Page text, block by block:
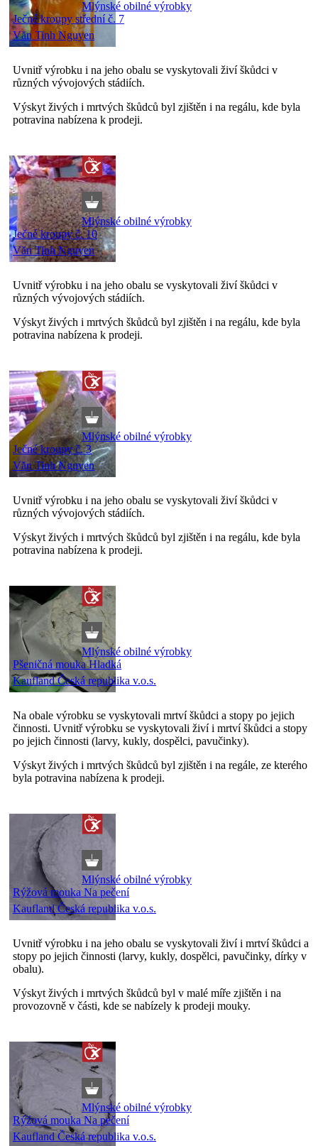
Mlýnské obilné výrobky
Ječné kroupy střední č. 7
Văn Tinh Nguyen
Uvnitř výrobku i na jeho obalu se vyskytovali živí škůdci v
různých vývojových stádiích.
Výskyt živých i mrtvých škůdců byl zjištěn i na regálu, kde byla
potravina nabízena k prodeji.
Mlýnské obilné výrobky
Ječné kroupy č. 10
Văn Tinh Nguyen
Uvnitř výrobku i na jeho obalu se vyskytovali živí škůdci v
různých vývojových stádiích.
Výskyt živých i mrtvých škůdců byl zjištěn i na regálu, kde byla
potravina nabízena k prodeji.
Mlýnské obilné výrobky
Ječné kroupy č. 3
Văn Tinh Nguyen
Uvnitř výrobku i na jeho obalu se vyskytovali živí škůdci v
různých vývojových stádiích.
Výskyt živých i mrtvých škůdců byl zjištěn i na regálu, kde byla
potravina nabízena k prodeji.
Mlýnské obilné výrobky
Pšeničná mouka Hladká
Kaufland Česká republika v.o.s.
Na obale výrobku se vyskytovali mrtví škůdci a stopy po jejich
činnosti. Uvnitř výrobku se vyskytovali živí i mrtví škůdci a stopy
po jejich činnosti (larvy, kukly, dospělci, pavučinky).
Výskyt živých i mrtvých škůdců byl zjištěn i na regále, ze kterého
byla potravina nabízena k prodeji.
Mlýnské obilné výrobky
Rýžová mouka Na pečení
Kaufland Česká republika v.o.s.
Uvnitř výrobku i na jeho obalu se vyskytovali živí i mrtví škůdci a
stopy po jejich činnosti (larvy, kukly, dospělci, pavučinky, dírky v
obalu).
Výskyt živých i mrtvých škůdců byl v malé míře zjištěn i na
provozovně v části, kde se nabízely k prodeji mouky.
Mlýnské obilné výrobky
Rýžová mouka Na pečení
Kaufland Česká republika v.o.s.